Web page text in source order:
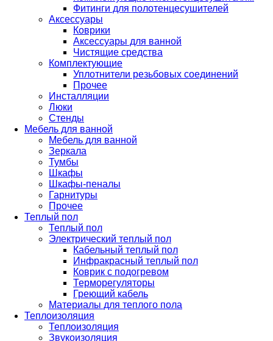
Фитинги для полотенцесушителей
Аксессуары
Коврики
Аксессуары для ванной
Чистящие средства
Комплектующие
Уплотнители резьбовых соединений
Прочее
Инсталляции
Люки
Стенды
Мебель для ванной
Мебель для ванной
Зеркала
Тумбы
Шкафы
Шкафы-пеналы
Гарнитуры
Прочее
Теплый пол
Теплый пол
Электрический теплый пол
Кабельный теплый пол
Инфракрасный теплый пол
Коврик с подогревом
Терморегуляторы
Греющий кабель
Материалы для теплого пола
Теплоизоляция
Теплоизоляция
Звукоизоляция